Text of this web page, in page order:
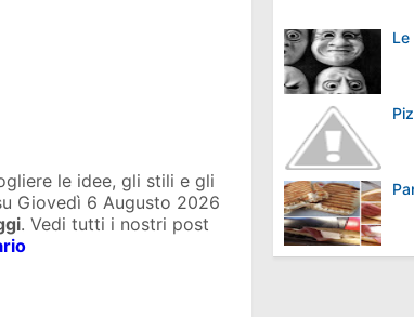
le idee, gli stili e gli
Giovedì 6 Augusto 2026
. Vedi tutti i nostri post
Le